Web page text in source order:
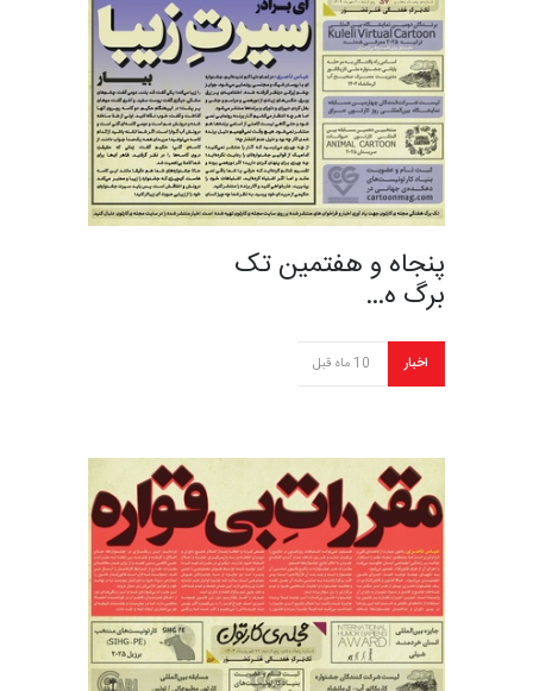
پنجاه‌ و هفتمین تک
برگ ه…
اخبار 10 ماه قبل